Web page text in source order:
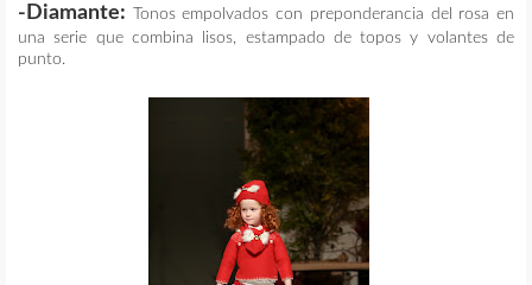
-Diamante: Tonos empolvados con preponderancia del rosa en
una serie que combina lisos, estampado de topos y volantes de
punto.